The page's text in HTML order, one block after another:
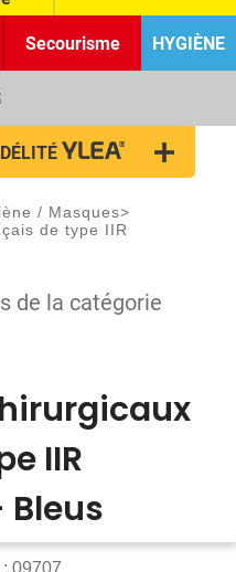
Secourisme HYGIÈNE
/ Masques>
de type IIR
de la catégorie
IIR
Bleus